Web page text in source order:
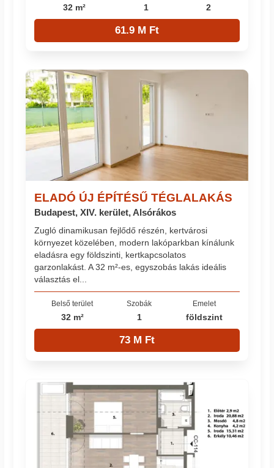
32 m² 1 2
61.9 M Ft
ELADÓ ÚJ ÉPÍTÉSŰ TÉGLALAKÁS
Budapest, XIV. kerület, Alsórákos
Zugló dinamikusan fejlődő részén, kertvárosi
környezet közelében, modern lakóparkban kínálunk
eladásra egy földszinti, kertkapcsolatos
garzonlakást. A 32 m²-es, egyszobás lakás ideális
választás el...
Belső terület
32 m²
Szobák
1
Emelet
földszint
73 M Ft